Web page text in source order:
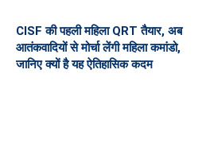
CISF की पहली महिला QRT तैयार, अब
आतंकवादियों से मोर्चा लेंगी महिला कमांडो,
जानिए क्यों है यह ऐतिहासिक कदम